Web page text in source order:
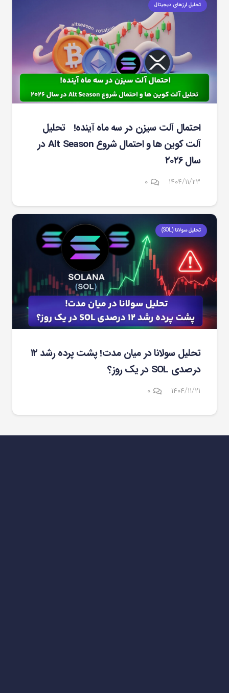
تحلیل ارزهای دیجیتال
احتمال آلت سیزن در سه ماه آینده! تحلیل
آلت کوین ها و احتمال شروع Alt Season در
سال ۲۰۲۶
۱۴۰۴/۱۱/۲۳ ۰
تحلیل سولانا (SOL)
تحلیل سولانا در میان مدت! پشت پرده رشد ۱۲
درصدی SOL در یک روز؟
۱۴۰۴/۱۱/۲۱ ۰